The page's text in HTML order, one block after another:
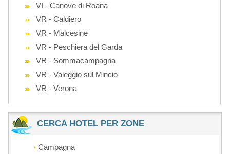
VI - Canove di Roana
VR - Caldiero
VR - Malcesine
VR - Peschiera del Garda
VR - Sommacampagna
VR - Valeggio sul Mincio
VR - Verona
CERCA HOTEL PER ZONE
Campagna